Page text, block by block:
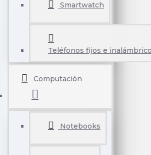
Smartwatch
Teléfonos fijos e
Computación
Notebooks